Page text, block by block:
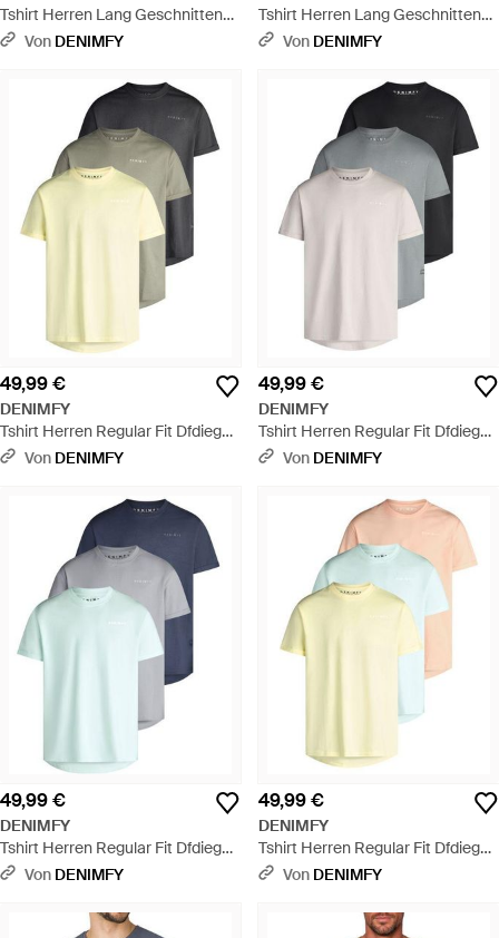
Tshirt Herren Lang Geschnitten
Set 100% Baumwolle Regular Fit
Von DENIMFY
Tshirt Herren Lang Geschnitten
Set 100% Baumwolle Regular Fit
Von DENIMFY
49,99 €
DENIMFY
Tshirt Herren Regular Fit Dfdiego
3Er Set Pack - Mehrfarbig
Von DENIMFY
49,99 €
DENIMFY
Tshirt Herren Regular Fit Dfdiego
3Er Set Pack - Mehrfarbig
Von DENIMFY
49,99 €
DENIMFY
Tshirt Herren Regular Fit Dfdiego
3Er Set Pack - Blau
Von DENIMFY
49,99 €
DENIMFY
Tshirt Herren Regular Fit Dfdiego
3Er Set Pack - Blau
Von DENIMFY